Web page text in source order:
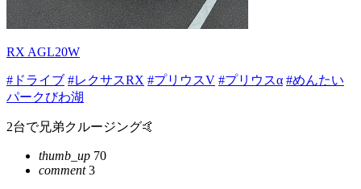
RX AGL20W
#ドライブ #レクサスRX #プリウスV #プリウスα #めんたい
パークびわ湖
2台で兄弟クルージング🤙
thumb_up 70
comment3